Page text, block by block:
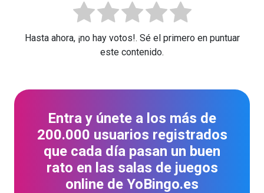
Hasta ahora, ¡no hay votos!. Sé el primero en puntuar
este contenido.
Entra y únete a los más de
200.000 usuarios registrados
que cada día pasan un buen
rato en las salas de juegos
online de YoBingo.es